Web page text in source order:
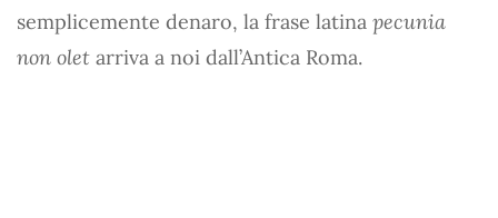
semplicemente denaro, la frase latina pecunia
non olet arriva a noi dall’Antica Roma.